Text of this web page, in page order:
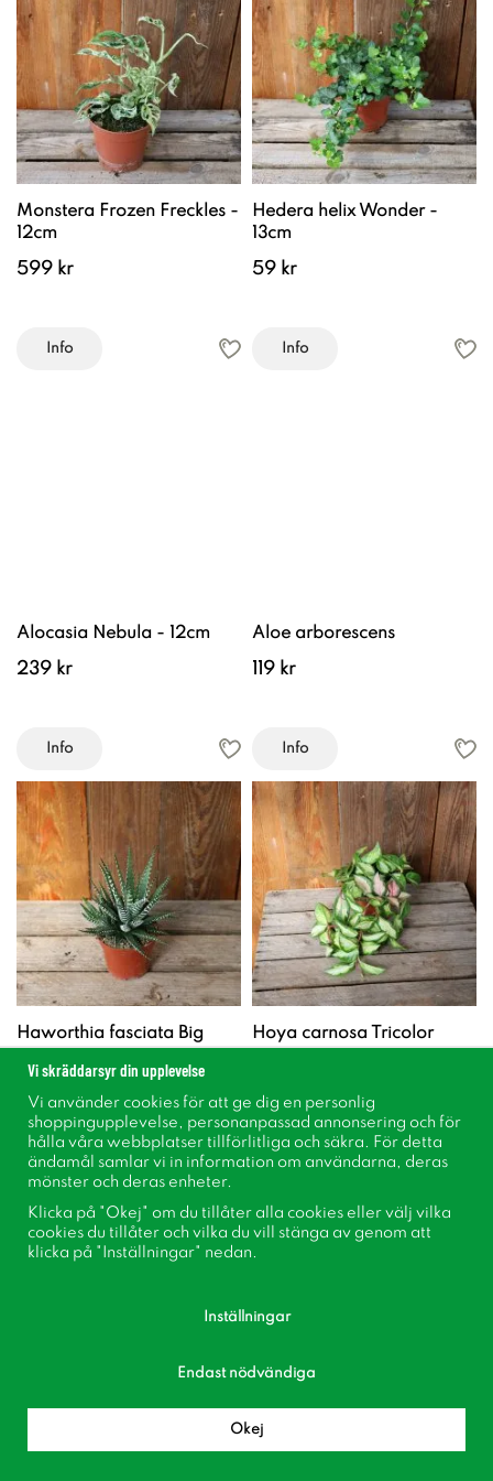
Monstera Frozen Freckles -
12cm
599 kr
Info
Hedera helix Wonder -
13cm
59 kr
Info
Alocasia Nebula - 12cm
239 kr
Info
Aloe arborescens
119 kr
Info
Haworthia fasciata Big
39 kr
Info
Hoya carnosa Tricolor
179 kr
Info
Anthurium Hookeri Alocasia Melo - 14cm
Vi skräddarsyr din upplevelse
Vi använder cookies för att ge dig en personlig
shoppingupplevelse, personanpassad annonsering och för
hålla våra webbplatser tillförlitliga och säkra. För detta
ändamål samlar vi in information om användarna, deras
mönster och deras enheter.
Klicka på "Okej" om du tillåter alla cookies eller välj vilka
cookies du tillåter och vilka du vill stänga av genom att
klicka på "Inställningar" nedan.
Inställningar
Endast nödvändiga
Okej